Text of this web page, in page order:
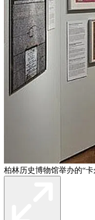
柏林历史博物馆举办的“